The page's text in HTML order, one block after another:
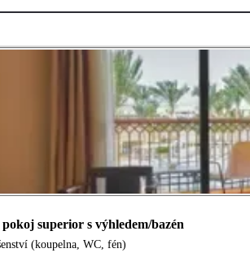
superior s výhledem/bazén
(koupelna, WC, fén)